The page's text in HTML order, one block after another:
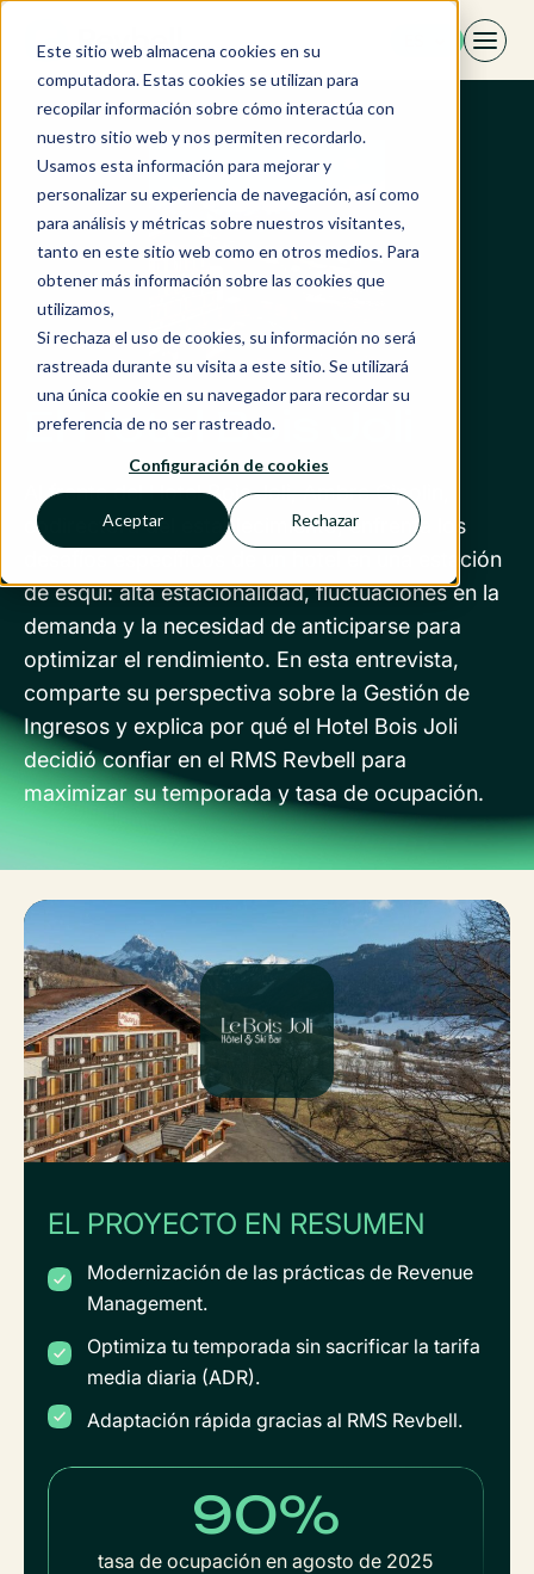
Este sitio web almacena cookies en su
computadora. Estas cookies se utilizan para
recopilar información sobre cómo interactúa con
nuestro sitio web y nos permiten recordarlo.
Usamos esta información para mejorar y
personalizar su experiencia de navegación, así como
para análisis y métricas sobre nuestros visitantes,
tanto en este sitio web como en otros medios. Para
obtener más información sobre las cookies que
utilizamos,
Si rechaza el uso de cookies, su información no será
rastreada durante su visita a este sitio. Se utilizará
una única cookie en su navegador para recordar su
preferencia de no ser rastreado.
Configuración de cookies
Aceptar Rechazar
Saltar
El Hotel Bois Joli
Al frente del Hotel Bois Joli, Ambre Cipolin,
codirectora del establecimiento, enfrenta los
desafíos específicos de un hotel en una estación
de esquí: alta estacionalidad, fluctuaciones en la
demanda y la necesidad de anticiparse para
optimizar el rendimiento. En esta entrevista,
comparte su perspectiva sobre la Gestión de
Ingresos y explica por qué el Hotel Bois Joli
decidió confiar en el RMS Revbell para
maximizar su temporada y tasa de ocupación.
EL PROYECTO EN RESUMEN
Modernización de las prácticas de Revenue
Management.
Optimiza tu temporada sin sacrificar la tarifa
media diaria (ADR).
Adaptación rápida gracias al RMS Revbell.
90%
tasa de ocupación en agosto de 2025